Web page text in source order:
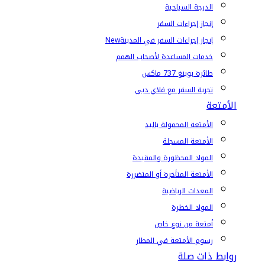
الدرجة السياحية
إنجاز إجراءات السفر
إنجاز إجراءات السفر في المدينةNew
خدمات المساعدة لأصحاب الهمم
طائرة بوينغ 737 ماكس
تجربة السفر مع فلاي دبي
الأمتعة
الأمتعة المحمولة باليد
الأمتعة المسجلة
المواد المحظورة والمقيدة
الأمتعة المتأخرة أو المتضررة
المعدات الرياضية
المواد الخطرة
أمتعة من نوع خاص
رسوم الأمتعة في المطار
روابط ذات صلة